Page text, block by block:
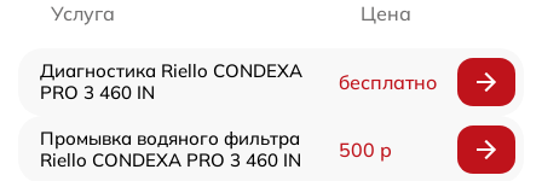
Услуга Цена
Диагностика Riello CONDEXA
PRO 3 460 IN
бесплатно
Промывка водяного фильтра
Riello CONDEXA PRO 3 460 IN
500 р